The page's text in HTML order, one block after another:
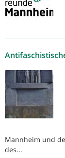
Mannheim und
des...